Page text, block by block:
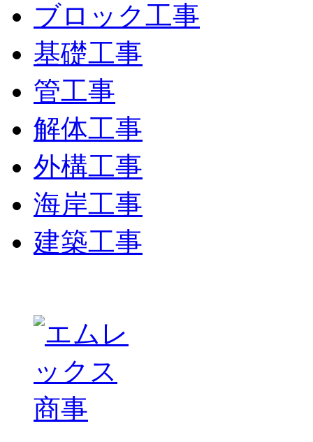
ブロック工事
基礎工事
管工事
解体工事
外構工事
海岸工事
建築工事